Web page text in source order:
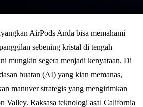
AirPods Anda bisa memahami
sebening kristal di tengah
mungkin segera menjadi kenyataan. Di
buatan (AI) yang kian memanas,
manuver strategis yang mengirimkan
Valley. Raksasa teknologi asal California